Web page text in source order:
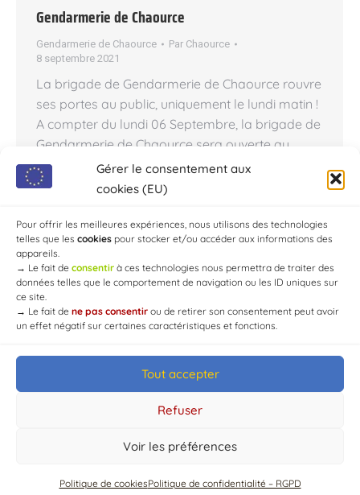
Gérer le consentement aux
cookies (EU)
Pour offrir les meilleures expériences, nous utilisons des technologies
telles que les cookies pour stocker et/ou accéder aux informations des
appareils.
→ Le fait de consentir à ces technologies nous permettra de traiter des
données telles que le comportement de navigation ou les ID uniques sur
ce site.
→ Le fait de ne pas consentir ou de retirer son consentement peut avoir
un effet négatif sur certaines caractéristiques et fonctions.
Tout accepter
Refuser
Voir les préférences
Politique de cookiesPolitique de confidentialité – RGPD
Gendarmerie de Chaource
Gendarmerie de Chaource Par Chaource
8 septembre 2021
La brigade de Gendarmerie de Chaource rouvre
ses portes au public, uniquement le lundi matin !
A compter du lundi 06 Septembre, la brigade de
Gendarmerie de Chaource sera ouverte au
public uniquement le lundi matin. L’accueil
physique et téléphonique : de 08:00 à 12:00. Les
plaintes, vos demandes…
© Mairie de Chaource [2004-2024] | Tous droits réservés.
Developed byWEB3-DESIGN